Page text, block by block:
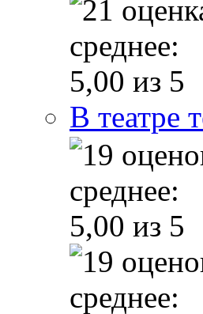
В театре